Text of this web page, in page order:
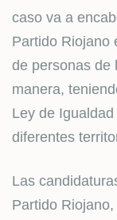
caso va a
Partido Riojano
de personas de
manera,
Ley de
diferentes
Las
Partido